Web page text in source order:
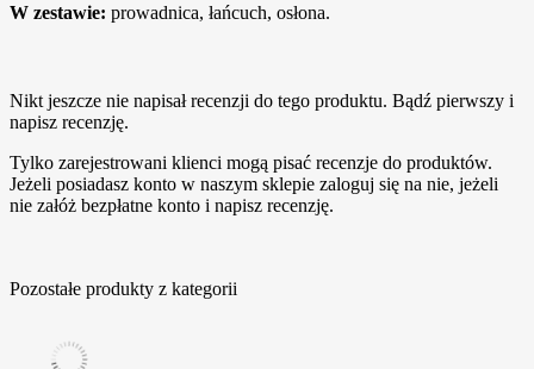
W zestawie: prowadnica, łańcuch, osłona.
Nikt jeszcze nie napisał recenzji do tego produktu. Bądź pierwszy i
napisz recenzję.
Tylko zarejestrowani klienci mogą pisać recenzje do produktów.
Jeżeli posiadasz konto w naszym sklepie zaloguj się na nie, jeżeli
nie załóż bezpłatne konto i napisz recenzję.
Pozostałe produkty z kategorii